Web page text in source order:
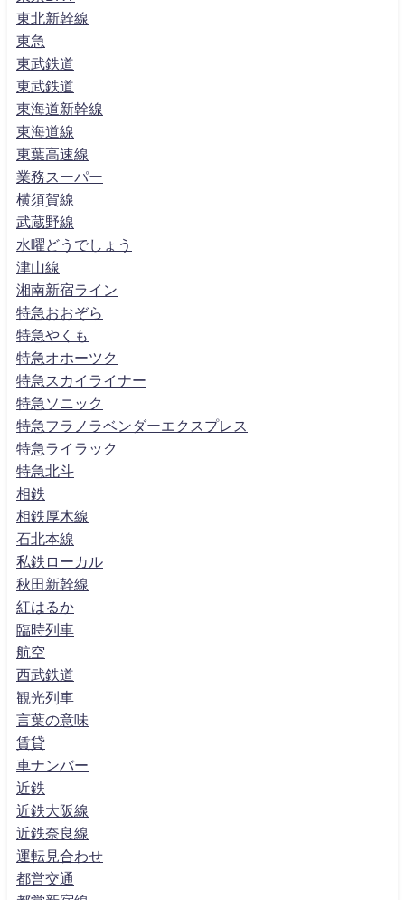
東北新幹線
東急
東武鉄道
東武鉄道
東海道新幹線
東海道線
東葉高速線
業務スーパー
横須賀線
武蔵野線
水曜どうでしょう
津山線
湘南新宿ライン
特急おおぞら
特急やくも
特急オホーツク
特急スカイライナー
特急ソニック
特急フラノラベンダーエクスプレス
特急ライラック
特急北斗
相鉄
相鉄厚木線
石北本線
私鉄ローカル
秋田新幹線
紅はるか
臨時列車
航空
西武鉄道
観光列車
言葉の意味
賃貸
車ナンバー
近鉄
近鉄大阪線
近鉄奈良線
運転見合わせ
都営交通